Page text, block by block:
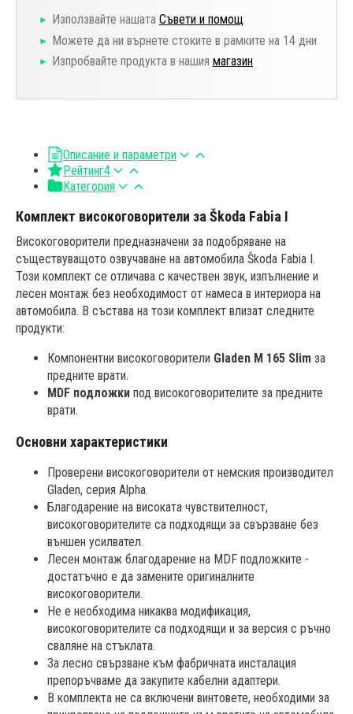
Използвайте нашата Съвети и помощ
Можете да ни върнете стоките в рамките на 14 дни
Изпробвайте продукта в нашия магазин
Описание и параметри
Рейтинг4
Категория
Комплект високоговорители за Škoda Fabia I
Високоговорители предназначени за подобряване на
съществуващото озвучаване на автомобила Škoda Fabia I.
Този комплект се отличава с качествен звук, изпълнение и
лесен монтаж без необходимост от намеса в интериора на
автомобила. В състава на този комплект влизат следните
продукти:
Компонентни високоговорители Gladen M 165 Slim за
предните врати.
MDF подложки под високоговорителите за предните
врати.
Основни характеристики
Проверени високоговорители от немския производител
Gladen, серия Alpha.
Благодарение на високата чувствителност,
високоговорителите са подходящи за свързване без
външен усилвател.
Лесен монтаж благодарение на MDF подложките -
достатъчно е да замените оригиналните
високоговорители.
Не е необходима никаква модификация,
високоговорителите са подходящи и за версия с ръчно
сваляне на стъклата.
За лесно свързване към фабричната инсталация
препоръчваме да закупите кабелни адаптери.
В комплекта не са включени винтовете, необходими за